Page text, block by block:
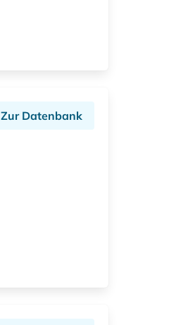
Zur Datenbank